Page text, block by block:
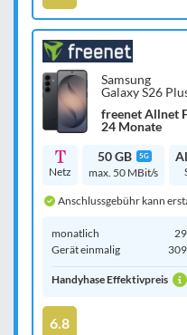
Samsung
Galaxy S26
freenet Allnet
24 Monate
Netz
50 GB 5G
max. 50 MBit/s
Anschlussgebühr kann
monatlich
Gerät einmalig
Handyhase Effektivpreis
6.8